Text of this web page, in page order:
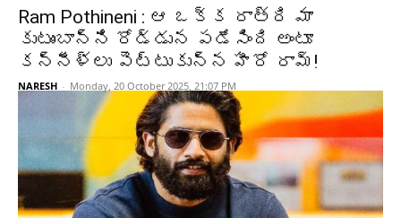
Ram Pothineni : ఆ ఒక్క రాత్రి మా
కుటుంబాన్ని రోడ్డున పడేసింది అంటూ
కన్నీళ్లు పెట్టుకున్న హీరో రామ్!
NARESH - Monday, 20 October 2025, 21:07 PM